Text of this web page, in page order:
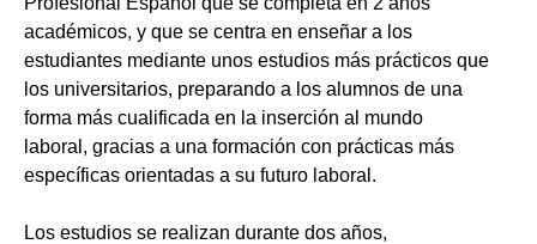
académicos, y que se centra en enseñar a los
estudiantes mediante unos estudios más prácticos que
los universitarios, preparando a los alumnos de una
forma más cualificada en la inserción al mundo
laboral, gracias a una formación con prácticas más
específicas orientadas a su futuro laboral.
Los estudios se realizan durante dos años,